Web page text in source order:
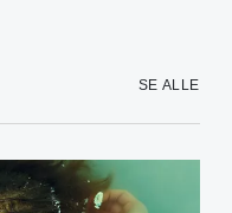
SE ALLE